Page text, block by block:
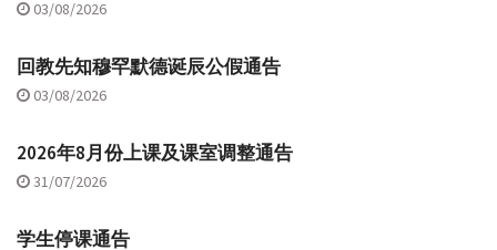
03/08/2026
回教先知穆罕默德诞辰公假通告
03/08/2026
2026年8月份上课及课室调整通告
31/07/2026
学生停课通告